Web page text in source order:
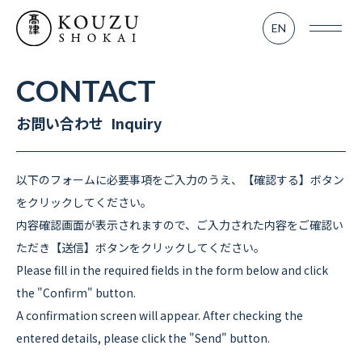
EN
業務内容
- KOUZU LAB
- MATSURI
WORKS
実績紹介
RENTAL
レンタル部門
CONTACT
お問い合わせ Inquiry
以下のフォームに必要事項をご入力のうえ、【確認する】ボタン
をクリックしてください。
内容確認画面が表示されますので、ご入力された内容をご確認い
ただき【送信】ボタンをクリックしてください。
Please fill in the required fields in the form below and click
the "Confirm" button.
A confirmation screen will appear. After checking the
entered details, please click the "Send" button.